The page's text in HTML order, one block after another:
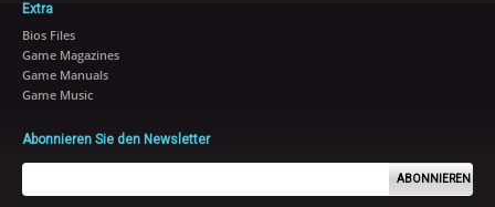
Extra
Bios Files
Game Magazines
Game Manuals
Game Music
Abonnieren Sie den Newsletter
ABONNIEREN